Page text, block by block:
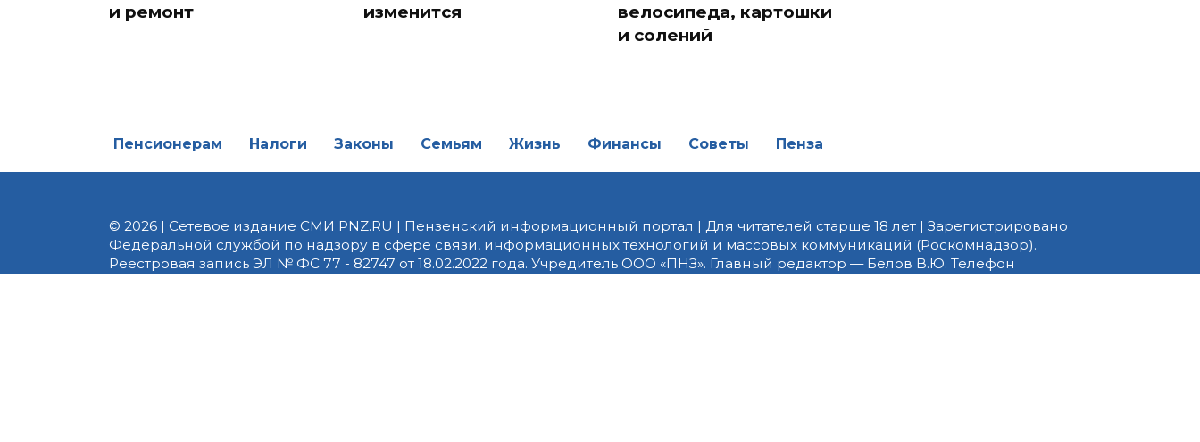
и ремонт
изменится
велосипеда, картошки
и солений
Пенсионерам Налоги Законы Семьям Жизнь Финансы Советы Пенза
© 2026 | Сетевое издание СМИ PNZ.RU | Пензенский информационный портал | Для читателей старше 18 лет | Зарегистрировано
Федеральной службой по надзору в сфере связи, информационных технологий и массовых коммуникаций (Роскомнадзор).
Реестровая запись ЭЛ № ФС 77 - 82747 от 18.02.2022 года. Учредитель ООО «ПНЗ». Главный редактор — Белов В.Ю. Телефон